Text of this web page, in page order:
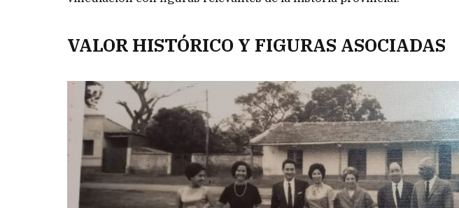
VALOR HISTÓRICO Y FIGURAS ASOCIADAS